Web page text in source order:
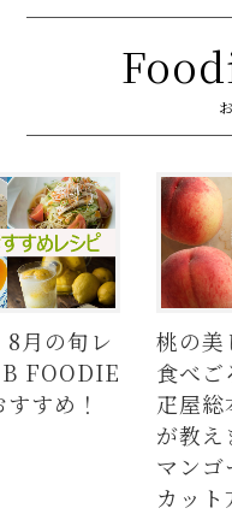
月の旬レ
FOODIE
すめ！
桃の美
食べご
疋屋総
が教え
マンゴ
カット